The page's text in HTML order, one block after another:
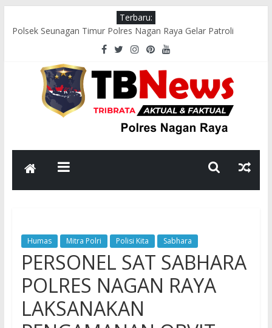
Terbaru:
Polsek Seunagan Timur Polres Nagan Raya Gelar Patroli
Dialogis, Perkuat Sinergi dengan Masyarakat Jaga Kamtibmas
Wakapolres Nagan Raya Hadiri Pelepasan Kontingen Pramuka
Menuju Cibubur di Pendopo Bupati
Polsek Kuala Pesisir Imbau Nelayan Utamakan Keselamatan di
Tengah Cuaca Ekstrem
Polres Nagan Raya Gelar Olahraga Bersama dan Beladiri Polri
untuk Tingkatkan Kebugaran Personel
Wakapolres Nagan Raya Himbau Seluruh Personel Tingkatkan
Disiplin dan Profesionalisme
Humas Mitra Polri Polisi Kita Sabhara
PERSONEL SAT SABHARA
POLRES NAGAN RAYA
LAKSANAKAN